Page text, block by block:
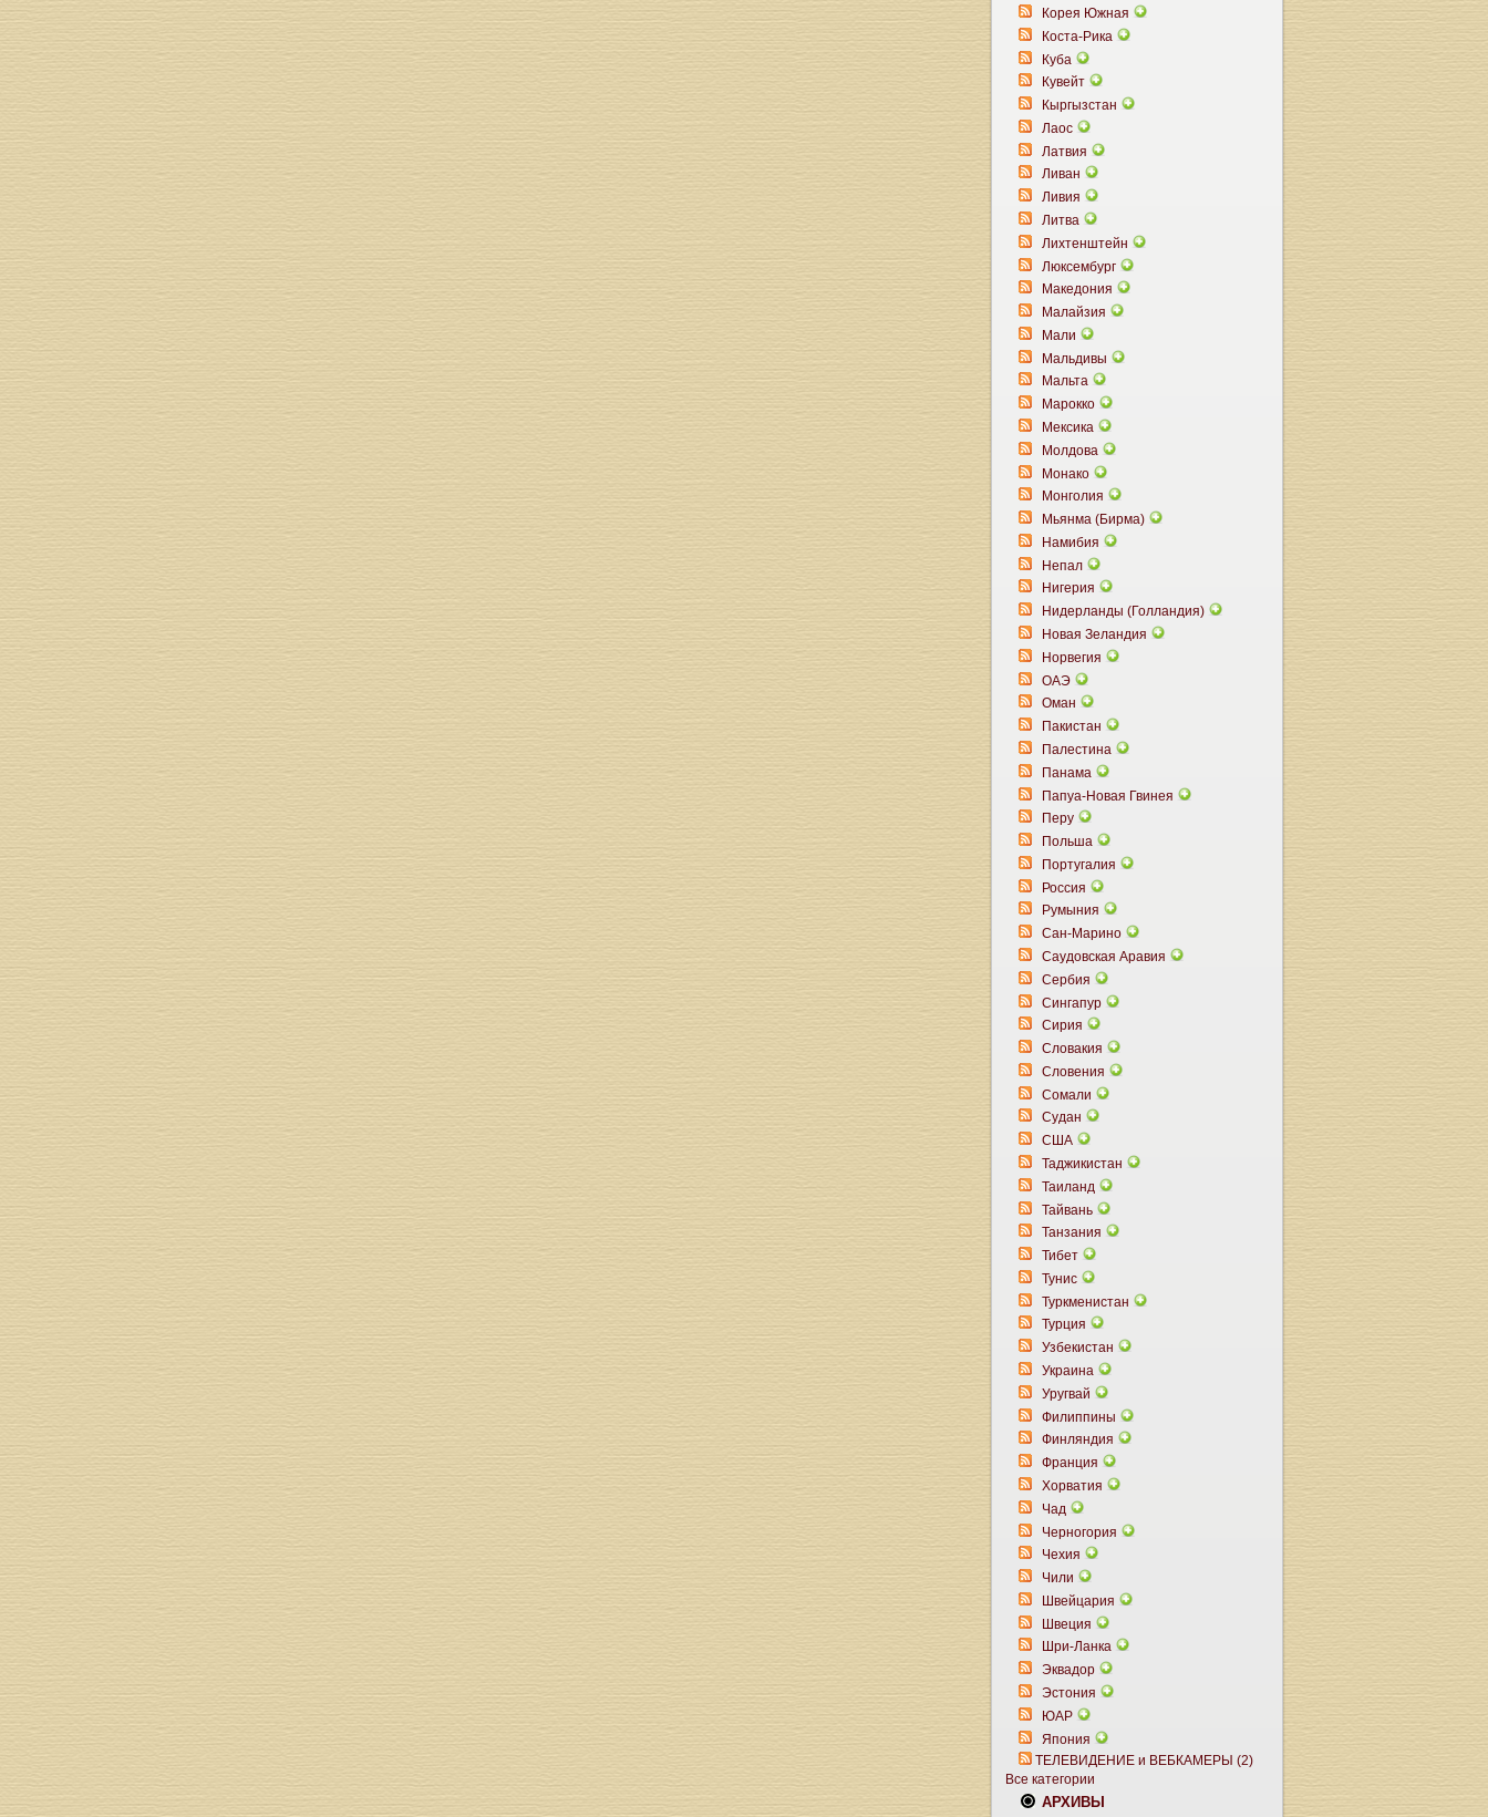
Корея Южная
Коста-Рика
Куба
Кувейт
Кыргызстан
Лаос
Латвия
Ливан
Ливия
Литва
Лихтенштейн
Люксембург
Македония
Малайзия
Мали
Мальдивы
Мальта
Марокко
Мексика
Молдова
Монако
Монголия
Мьянма (Бирма)
Намибия
Непал
Нигерия
Нидерланды (Голландия)
Новая Зеландия
Норвегия
ОАЭ
Оман
Пакистан
Палестина
Панама
Папуа-Новая Гвинея
Перу
Польша
Португалия
Россия
Румыния
Сан-Марино
Саудовская Аравия
Сербия
Сингапур
Сирия
Словакия
Словения
Сомали
Судан
США
Таджикистан
Таиланд
Тайвань
Танзания
Тибет
Тунис
Туркменистан
Турция
Узбекистан
Украина
Уругвай
Филиппины
Финляндия
Франция
Хорватия
Чад
Черногория
Чехия
Чили
Швейцария
Швеция
Шри-Ланка
Эквадор
Эстония
ЮАР
Япония
ТЕЛЕВИДЕНИЕ и ВЕБКАМЕРЫ (2)
Все категории
АРХИВЫ